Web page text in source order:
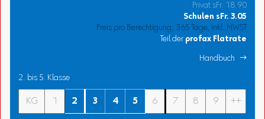
Privat sFr. 18.90
Schulen sFr. 3.05
Preis pro Berechtigung, 365 Tage, inkl. MWST
Teil der profax Flatrate
Handbuch 
2. bis 5. Klasse
KG 1 2 3 4 5 6 7 8 9 ++